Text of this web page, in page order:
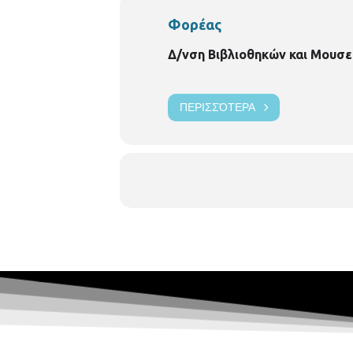
Φορέας
Δ/νση Βιβλιοθηκών και
ΠΕΡΙΣΣΌΤΕΡΑ